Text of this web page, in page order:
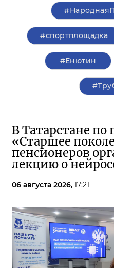
#спортплощадка
#Енютин
В Татарстане по
«Старшее
пенсионеров
лекцию о
06 августа 2026, 17:21